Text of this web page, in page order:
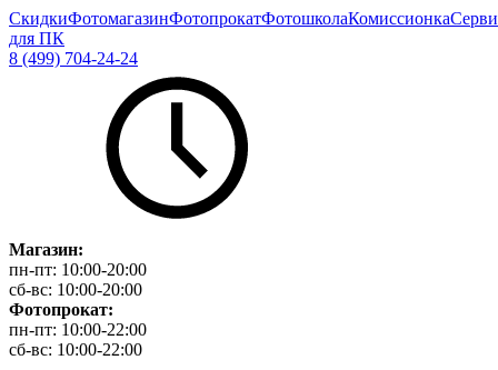
СкидкиФотомагазинФотопрокатФотошколаКомиссионка
для ПК
8 (499) 704-24-24
Магазин:
пн-пт: 10:00-20:00
сб-вс: 10:00-20:00
Фотопрокат:
пн-пт: 10:00-22:00
сб-вс: 10:00-22:00